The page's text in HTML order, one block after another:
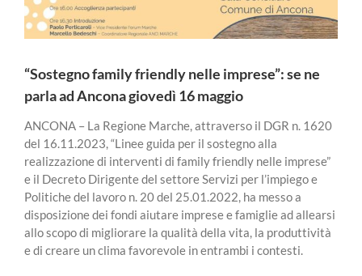
“Sostegno family friendly nelle imprese”: se ne
parla ad Ancona giovedì 16 maggio
ANCONA – La Regione Marche, attraverso il DGR n. 1620
del 16.11.2023, “Linee guida per il sostegno alla
realizzazione di interventi di family friendly nelle imprese”
e il Decreto Dirigente del settore Servizi per l’impiego e
Politiche del lavoro n. 20 del 25.01.2022, ha messo a
disposizione dei fondi aiutare imprese e famiglie ad allearsi
allo scopo di migliorare la qualità della vita, la produttività
e di creare un clima favorevole in entrambi i contesti.